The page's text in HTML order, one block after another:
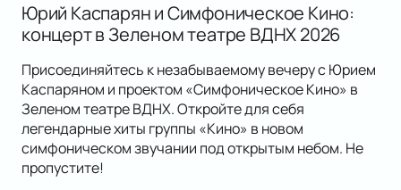
Юрий Каспарян и Симфоническое Кино:
концерт в Зеленом театре ВДНХ 2026
Присоединяйтесь к незабываемому вечеру с Юрием
Каспаряном и проектом «Симфоническое Кино» в
Зеленом театре ВДНХ. Откройте для себя
легендарные хиты группы «Кино» в новом
симфоническом звучании под открытым небом. Не
пропустите!